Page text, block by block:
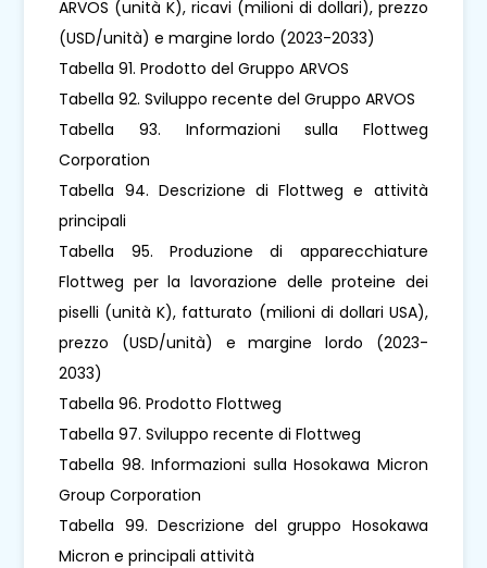
ARVOS (unità K), ricavi (milioni di dollari), prezzo
(USD/unità) e margine lordo (2023-2033)
Tabella 91. Prodotto del Gruppo ARVOS
Tabella 92. Sviluppo recente del Gruppo ARVOS
Tabella 93. Informazioni sulla Flottweg
Corporation
Tabella 94. Descrizione di Flottweg e attività
principali
Tabella 95. Produzione di apparecchiature
Flottweg per la lavorazione delle proteine ​​dei
piselli (unità K), fatturato (milioni di dollari USA),
prezzo (USD/unità) e margine lordo (2023-
2033)
Tabella 96. Prodotto Flottweg
Tabella 97. Sviluppo recente di Flottweg
Tabella 98. Informazioni sulla Hosokawa Micron
Group Corporation
Tabella 99. Descrizione del gruppo Hosokawa
Micron e principali attività